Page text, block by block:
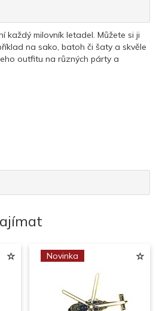
každý milovník letadel. Můžete si ji
na sako, batoh či šaty a skvěle
outfitu na různých párty a
Novinka